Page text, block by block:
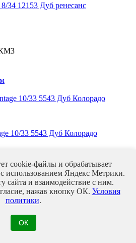
34 12153 Дуб ренесанс
10/33 5543 Дуб Колорадо
cookie-файлы и обрабатывает
использованием Яндекс Метрики.
сайта и взаимодействие с ним.
нажав кнопку ОК. Условия
политики.
ОК